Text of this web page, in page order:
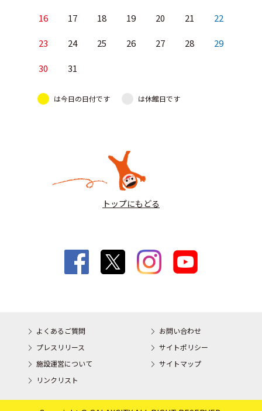
16 17 18 19 20 21 22
23 24 25 26 27 28 29
30 31
は今日の日付です は休館日です
トップにもどる
よくあるご質問
お問い合わせ
プレスリリース
サイトポリシー
施設運営について
サイトマップ
リンクリスト